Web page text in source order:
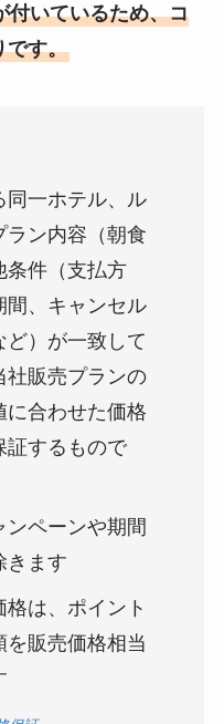
付いているため、コ
です。
同一ホテル、ル
ラン内容（朝食
条件（支払方
間、キャンセル
ど）が一致して
社販売プランの
に合わせた価格
証するもので
ペーンや期間
きます
は、ポイント
販売価格相当